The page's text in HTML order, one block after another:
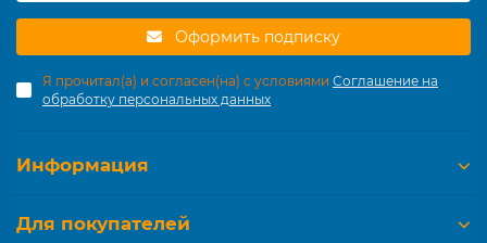
Оформить подписку
Я прочитал(а) и согласен(на) с условиями Соглашение на
обработку персональных данных
Информация
Для покупателей